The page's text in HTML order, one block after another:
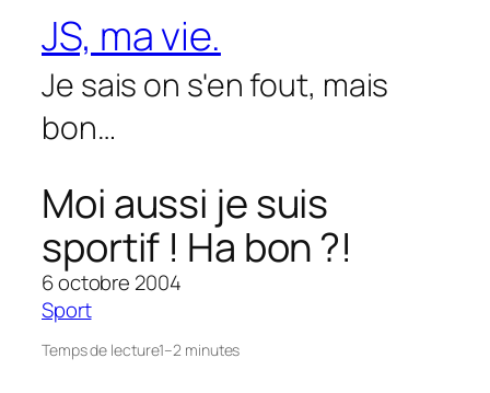
contenu
JS, ma vie.
Je sais on s'en fout, mais
bon…
Moi aussi je suis
sportif ! Ha bon ?!
6 octobre 2004
Sport
Temps de lecture1–2 minutes